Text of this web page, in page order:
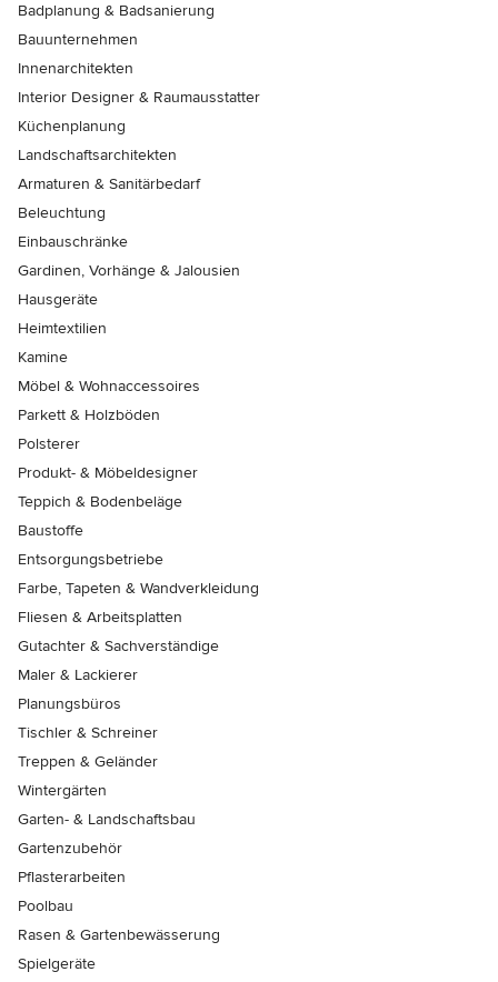
Badplanung & Badsanierung
Bauunternehmen
Innenarchitekten
Interior Designer & Raumausstatter
Küchenplanung
Landschaftsarchitekten
Armaturen & Sanitärbedarf
Beleuchtung
Einbauschränke
Gardinen, Vorhänge & Jalousien
Hausgeräte
Heimtextilien
Kamine
Möbel & Wohnaccessoires
Parkett & Holzböden
Polsterer
Produkt- & Möbeldesigner
Teppich & Bodenbeläge
Baustoffe
Entsorgungsbetriebe
Farbe, Tapeten & Wandverkleidung
Fliesen & Arbeitsplatten
Gutachter & Sachverständige
Maler & Lackierer
Planungsbüros
Tischler & Schreiner
Treppen & Geländer
Wintergärten
Garten- & Landschaftsbau
Gartenzubehör
Pflasterarbeiten
Poolbau
Rasen & Gartenbewässerung
Spielgeräte